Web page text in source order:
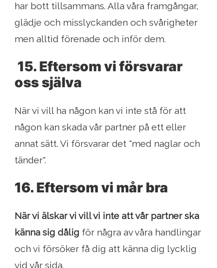
har bott tillsammans. Alla våra framgångar,
glädje och misslyckanden och svårigheter
men alltid förenade och inför dem.
15. Eftersom vi försvarar
oss själva
När vi vill ha någon kan vi inte stå för att
någon kan skada vår partner på ett eller
annat sätt. Vi försvarar det "med naglar och
tänder".
16. Eftersom vi mår bra
När vi älskar vi vill vi inte att vår partner ska
känna sig dålig för några av våra handlingar
och vi försöker få dig att känna dig lycklig
vid vår sida.